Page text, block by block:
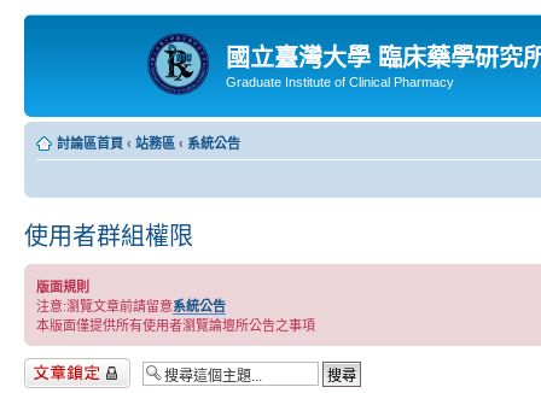
國立臺灣大學 臨床藥學研究
Graduate Institute of Clinical Pharmacy
討論區首頁 ‹ 站務區 ‹ 系統公告
使用者群組權限
版面規則
注意:瀏覽文章前請留意系統公告
本版面僅提供所有使用者瀏覽論壇所公告之事項
主題已鎖定